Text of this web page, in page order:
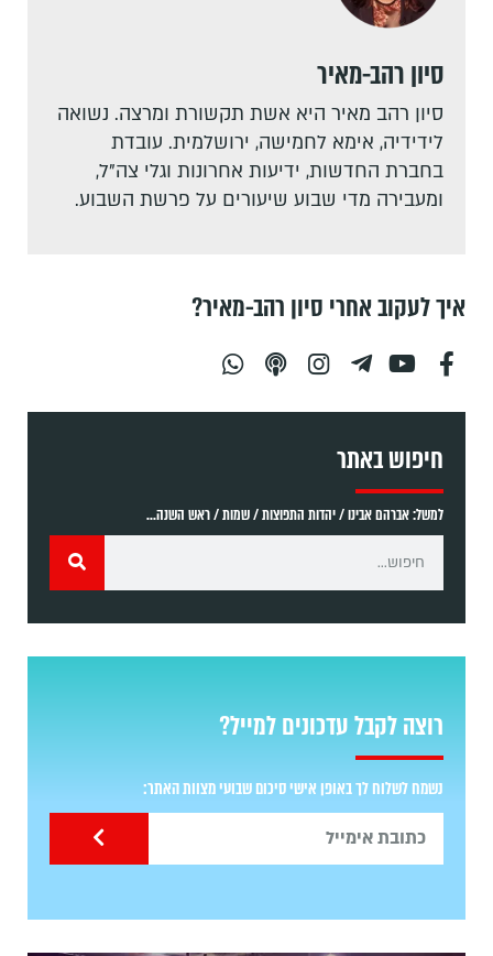
סיון רהב-מאיר
סיון רהב מאיר היא אשת תקשורת ומרצה. נשואה
לידידיה, אימא לחמישה, ירושלמית. עובדת
בחברת החדשות, ידיעות אחרונות וגלי צה"ל,
ומעבירה מדי שבוע שיעורים על פרשת השבוע.
איך לעקוב אחרי סיון רהב-מאיר?
חיפוש באתר
למשל: אברהם אבינו / יהדות התפוצות / שמות / ראש השנה...
רוצה לקבל עדכונים למייל?
נשמח לשלוח לך באופן אישי סיכום שבועי מצוות האתר: